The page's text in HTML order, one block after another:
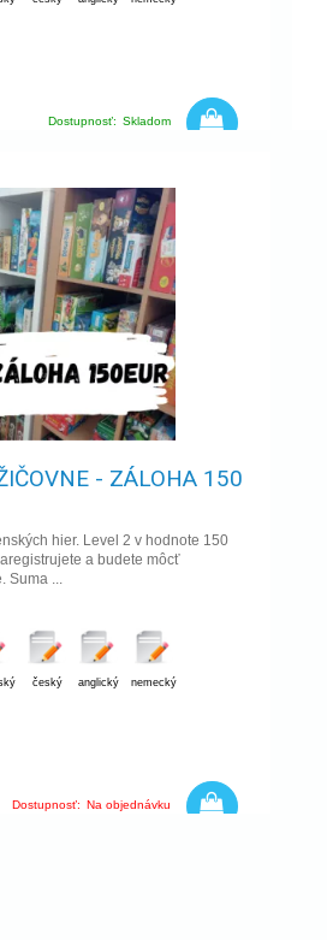
Dostupnosť: Skladom
- ZÁLOHA 150
hier. Level 2 v hodnote 150
a budete môcť
...
český anglický nemecký
Dostupnosť: Na objednávku